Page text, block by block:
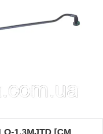
1.3MJTD [CM